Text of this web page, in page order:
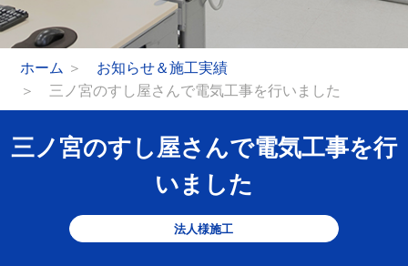
ホーム ＞ お知らせ＆施工実績
＞ 三ノ宮のすし屋さんで電気工事を行いました
三ノ宮のすし屋さんで電気工事を行
いました
法人様施工